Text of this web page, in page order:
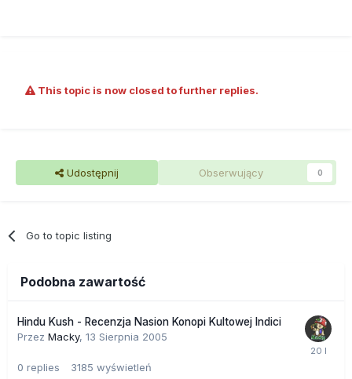
This topic is now closed to further replies.
Udostępnij Obserwujący 0
Go to topic listing
Podobna zawartość
Hindu Kush - Recenzja Nasion Konopi Kultowej Indici
Przez Macky, 13 Sierpnia 2005
0 replies 3185 wyświetleń